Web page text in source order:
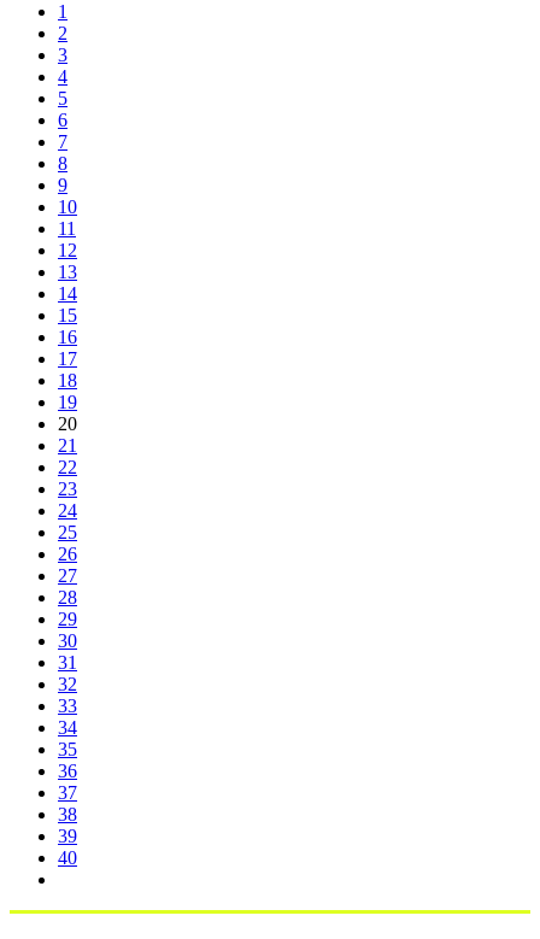
1
2
3
4
5
6
7
8
9
10
11
12
13
14
15
16
17
18
19
20
21
22
23
24
25
26
27
28
29
30
31
32
33
34
35
36
37
38
39
40